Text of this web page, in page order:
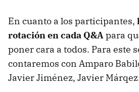
En cuanto a los participantes,
rotación en cada Q&Apara
poner cara a todos. Para este
contaremos con Amparo
Javier Jiménez, Javier